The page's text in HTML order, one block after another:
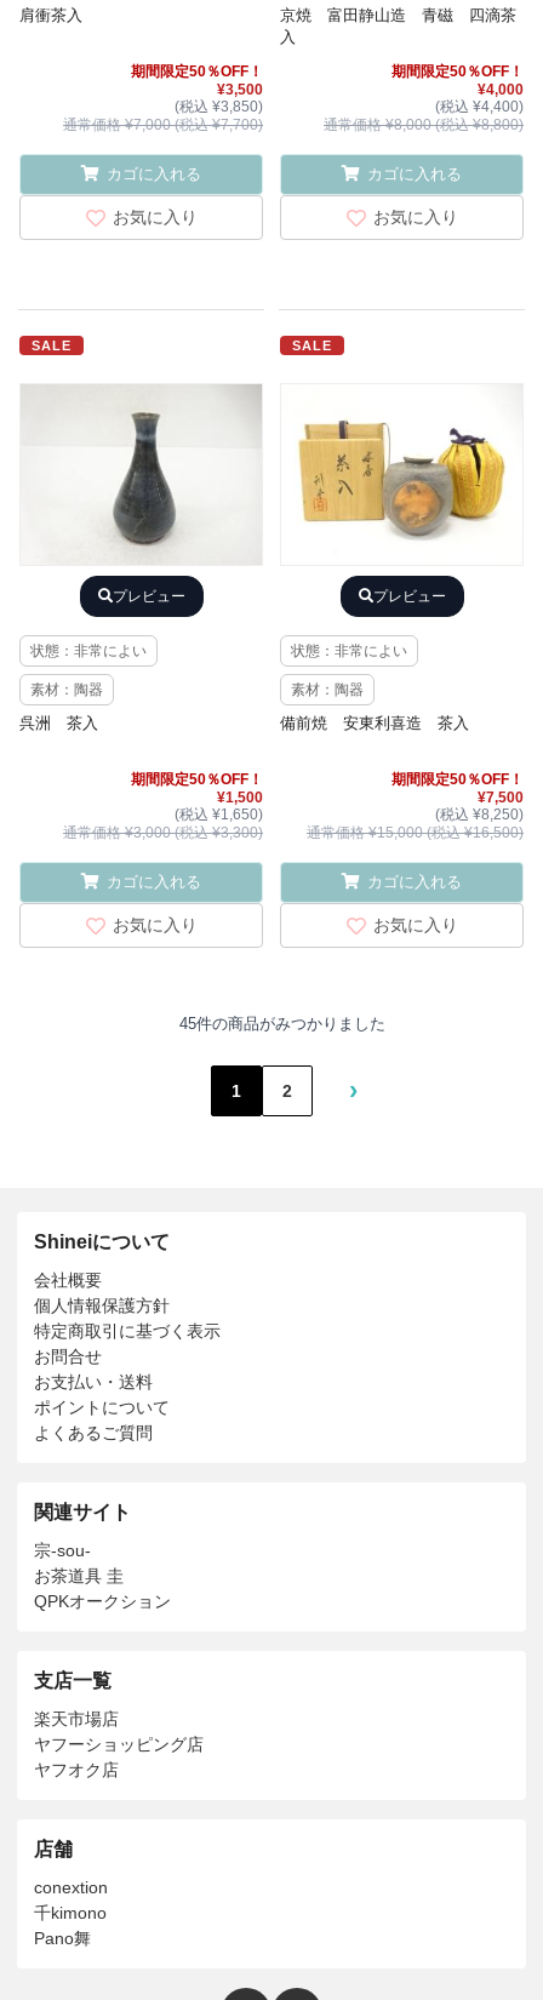
肩衝茶入
期間限定50％OFF！
¥3,500
(税込 ¥3,850)
通常価格 ¥7,000 (税込 ¥7,700)
カゴに入れる
お気に入り
京焼 富田静山造 青磁 四滴茶
入
期間限定50％OFF！
¥4,000
(税込 ¥4,400)
通常価格 ¥8,000 (税込 ¥8,800)
カゴに入れる
お気に入り
SALE
プレビュー
状態：非常によい
素材：陶器
呉洲 茶入
期間限定50％OFF！
¥1,500
(税込 ¥1,650)
通常価格 ¥3,000 (税込 ¥3,300)
カゴに入れる
お気に入り
SALE
プレビュー
状態：非常によい
素材：陶器
備前焼 安東利喜造 茶入
期間限定50％OFF！
¥7,500
(税込 ¥8,250)
通常価格 ¥15,000 (税込 ¥16,500)
カゴに入れる
お気に入り
45件の商品がみつかりました
1 2 ›
Shineiについて
会社概要
個人情報保護方針
特定商取引に基づく表示
お問合せ
お支払い・送料
ポイントについて
よくあるご質問
関連サイト
宗-sou-
お茶道具 圭
QPKオークション
支店一覧
楽天市場店
ヤフーショッピング店
ヤフオク店
店舗
conextion
千kimono
Pano舞